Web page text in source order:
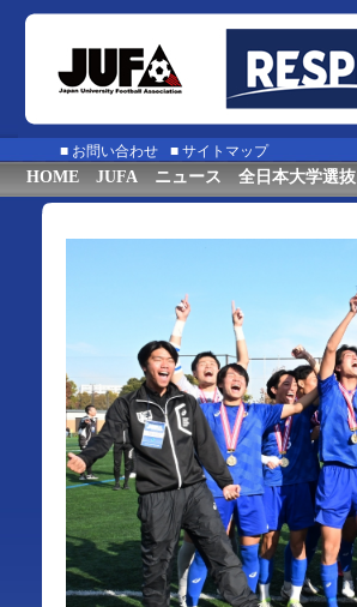
■ お問い合わせ ■ サイトマップ
HOME JUFA ニュース 全日本大学選抜